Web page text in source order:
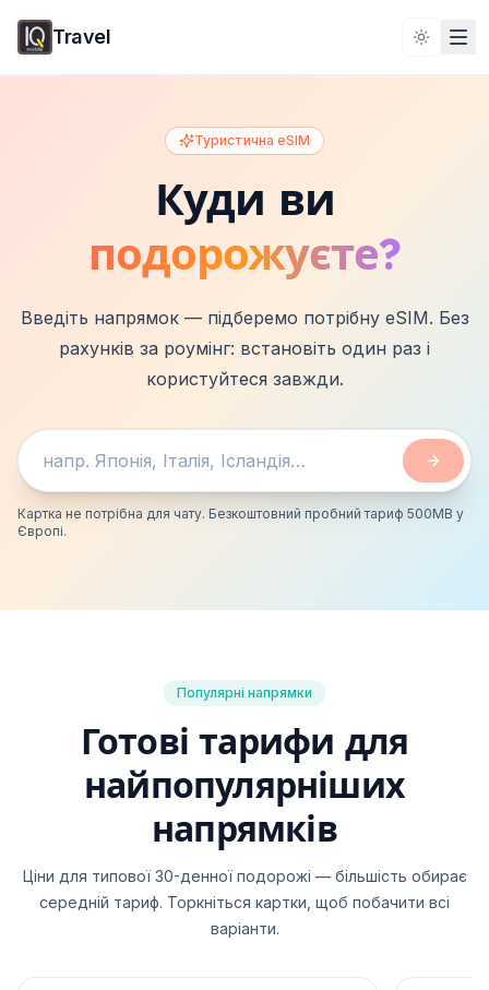
Travel Toggle
Туристична eSIM
Куди ви
подорожуєте?
Введіть напрямок — підберемо потрібну eSIM. Без
рахунків за роумінг: встановіть один раз і
користуйтеся завжди.
Картка не потрібна для чату. Безкоштовний пробний тариф 500MB у
Європі.
Популярні напрямки
Готові тарифи для
найпопулярніших
напрямків
Ціни для типової 30-денної подорожі — більшість обирає
середній тариф. Торкніться картки, щоб побачити всі
варіанти.